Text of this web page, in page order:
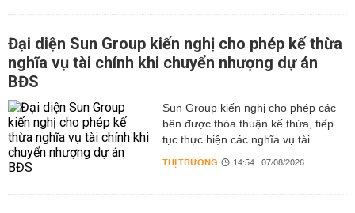
Đại diện Sun Group kiến nghị cho phép kế thừa
nghĩa vụ tài chính khi chuyển nhượng dự án
BĐS
Sun Group kiến nghị cho phép các
bên được thỏa thuận kế thừa, tiếp
tục thực hiện các nghĩa vụ tài...
THỊ TRƯỜNG 14:54 | 07/08/2026